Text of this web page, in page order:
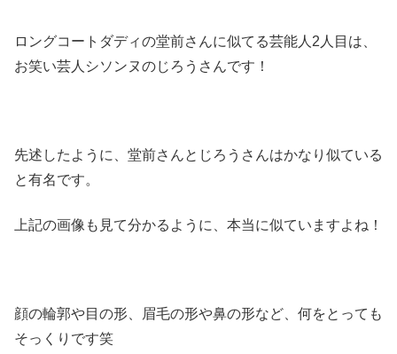
ロングコートダディの堂前さんに似てる芸能人2人目は、
お笑い芸人シソンヌのじろうさんです！
先述したように、堂前さんとじろうさんはかなり似ている
と有名です。
上記の画像も見て分かるように、本当に似ていますよね！
顔の輪郭や目の形、眉毛の形や鼻の形など、何をとっても
そっくりです笑